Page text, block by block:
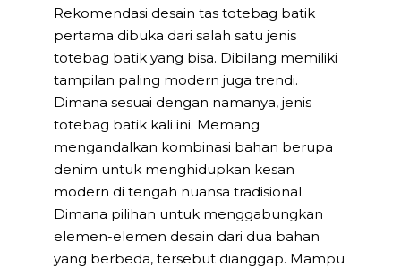
Rekomendasi desain tas totebag batik
pertama dibuka dari salah satu jenis
totebag batik yang bisa. Dibilang memiliki
tampilan paling modern juga trendi.
Dimana sesuai dengan namanya, jenis
totebag batik kali ini. Memang
mengandalkan kombinasi bahan berupa
denim untuk menghidupkan kesan
modern di tengah nuansa tradisional.
Dimana pilihan untuk menggabungkan
elemen-elemen desain dari dua bahan
yang berbeda, tersebut dianggap. Mampu